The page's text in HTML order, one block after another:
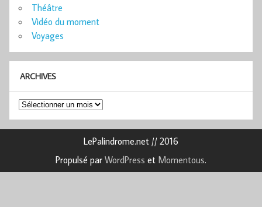
Théâtre
Vidéo du moment
Voyages
ARCHIVES
Archives
LePalindrome.net // 2016
Propulsé par WordPress et Momentous.